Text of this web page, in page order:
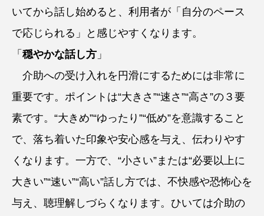
いてから話し始めると、利用者が「自分のペース
で応じられる」と感じやすくなります。
「 穏やかな話し方 」
介助への受け入れを円滑にするためには非常に
重要です。ポイントは“大きさ”“速さ”“高さ”の３要
素です。“大きめ”“ゆったり”“低め”を意識すること
で、落ち着いた印象や安心感を与え、伝わりやす
くなります。一方で、“小さい”または“必要以上に
大きい”“速い”“高い”話し方では、不快感や恐怖心を
与え、聴理解しづらくなります。ひいては介助の